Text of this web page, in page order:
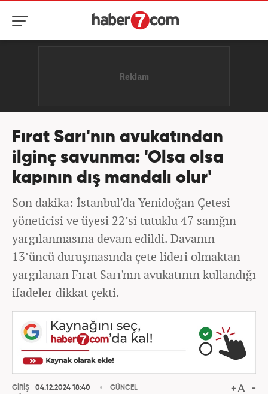
Fırat Sarı'nın avukatından
ilginç savunma: 'Olsa olsa
kapının dış mandalı olur'
Son dakika: İstanbul'da Yenidoğan Çetesi
yöneticisi ve üyesi 22’si tutuklu 47 sanığın
yargılanmasına devam edildi. Davanın
13’üncü duruşmasında çete lideri olmaktan
yargılanan Fırat Sarı'nın avukatının kullandığı
ifadeler dikkat çekti.
GİRİŞ
04.12.2024 18:40
GÜNCEL